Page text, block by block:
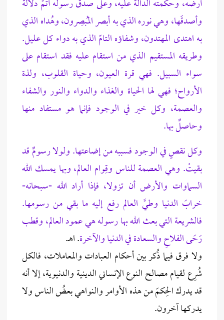
أرضه، وحكمته الدالة عليه، وعلى صدق رسوله أتمَّ دلالة
وأصدقَها، وهي نوره الذي به أبصر المُبصِرون، وهُداه الذي
به اهتدى المهتدون، وشفاؤه التامّ الذي به دواء كل عليل.
وطريقه المستقيم الذي من استقام عليه فقد استقام على
سواء السبيل. فهي قرة العيون، وحياة القلوب، ولذة
الأرواح؛ فهي لها الحياة والغذاء والدواء والنور والشفاء
والعصمة، وكل خير في الوجود فإنما هو مستفاد منها
وحاصلٌ بها.
وكل نقصٍ في الوجود فسببه من إضاعتها. ولولا رسومٌ قد
بقيتْ. وهي العصمة للناس وقِوام العالم، وبها يمسك الله
السماوات والأرض أن تزولا، فإذا أراد الله -سبحانه-
خرابَ الدنيا وطيَّ العالم رفع إليه ما بقي من رسومها.
فالشريعة التي بعث الله بها رسوله هي عمود العالم، وقطب
رَحَى الفلاحِ والسعادة في الدنيا والآخرة. اهـ.
ولا فرق فيما ذُكر بين أحكام العبادات والمعاملات، فالكل
شُرِع لقيام مصالح النوع الإنساني الدينية والدنيوية، إلا أنه
قد يدرك الحِكمَ من هذه الأوامر والنواهي بعضُ الناس ولا
يدركها آخرون.